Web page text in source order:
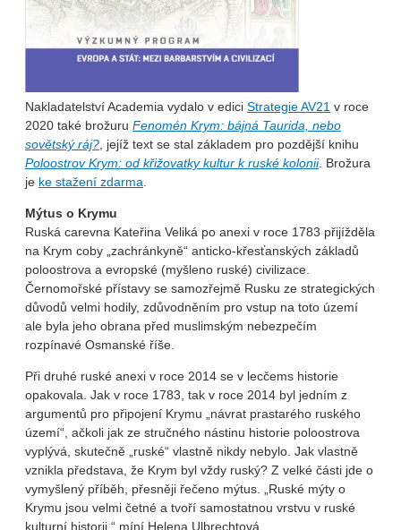
Nakladatelství Academia vydalo v edici Strategie AV21 v roce
2020 také brožuru Fenomén Krym: bájná Taurida, nebo
sovětský ráj? , jejíž text se stal základem pro pozdější knihu
Poloostrov Krym: od křižovatky kultur k ruské kolonii. Brožura
je ke stažení zdarma
Mýtus o Krymu
Ruská carevna Kateřina Veliká po anexi v roce 1783 přijížděla
na Krym coby „zachránkyně“ anticko-křesťanských základů
poloostrova a evropské (myšleno ruské) civilizace.
Černomořské přístavy se samozřejmě Rusku ze strategických
důvodů velmi hodily, zdůvodněním pro vstup na toto území
ale byla jeho obrana před muslimským nebezpečím
rozpínavé Osmanské říše.
Při druhé ruské anexi v roce 2014 se v lecčems historie
opakovala. Jak v roce 1783, tak v roce 2014 byl jedním z
argumentů pro připojení Krymu „návrat prastarého ruského
území“, ačkoli jak ze stručného nástinu historie poloostrova
vyplývá, skutečně „ruské“ vlastně nikdy nebylo. Jak vlastně
vznikla představa, že Krym byl vždy ruský? Z velké části jde o
vymyšlený příběh, přesněji řečeno mýtus. „Ruské mýty o
Krymu jsou velmi četné a tvoří samostatnou vrstvu v ruské
kulturní historii,“ míní Helena Ulbrechtová.